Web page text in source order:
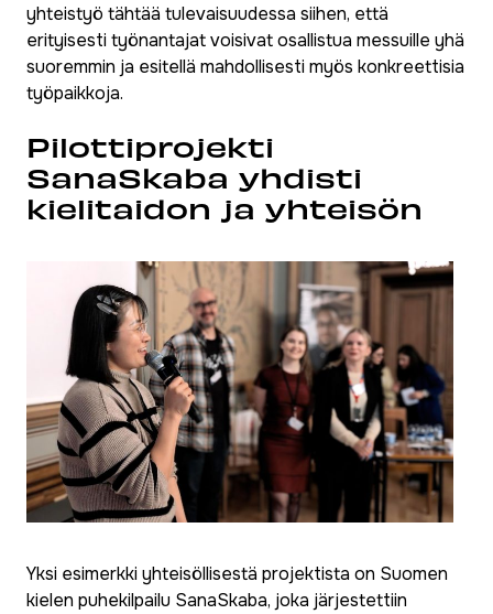
yhteistyö tähtää tulevaisuudessa siihen, että
erityisesti työnantajat voisivat osallistua messuille yhä
suoremmin ja esitellä mahdollisesti myös konkreettisia
työpaikkoja.
Pilottiprojekti
SanaSkaba yhdisti
kielitaidon ja yhteisön
Yksi esimerkki yhteisöllisestä projektista on Suomen
kielen puhekilpailu SanaSkaba, joka järjestettiin